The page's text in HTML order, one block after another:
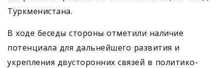
Туркменистана.
В ходе беседы стороны отметили наличие
потенциала для дальнейшего развития и
укрепления двусторонних связей в политико-